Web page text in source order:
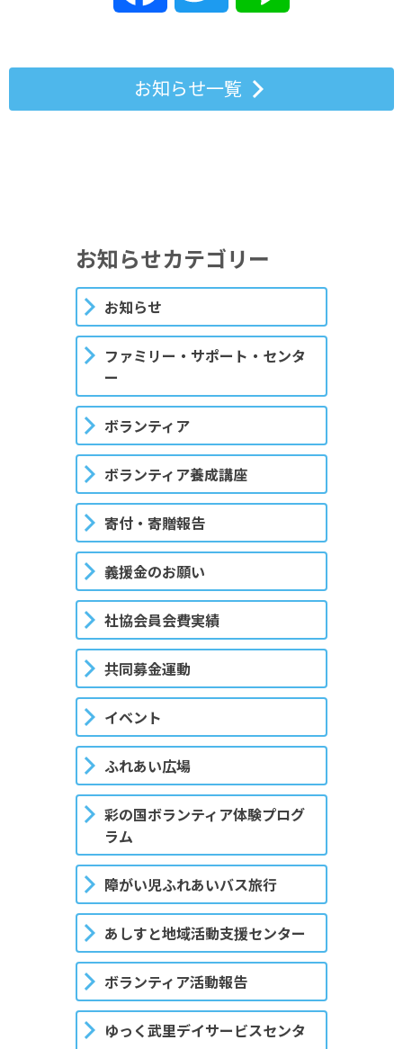
お知らせ一覧
お知らせカテゴリー
お知らせ
ファミリー・サポート・センタ
ー
ボランティア
ボランティア養成講座
寄付・寄贈報告
義援金のお願い
社協会員会費実績
共同募金運動
イベント
ふれあい広場
彩の国ボランティア体験プログ
ラム
障がい児ふれあいバス旅行
あしすと地域活動支援センター
ボランティア活動報告
ゆっく武里デイサービスセンタ